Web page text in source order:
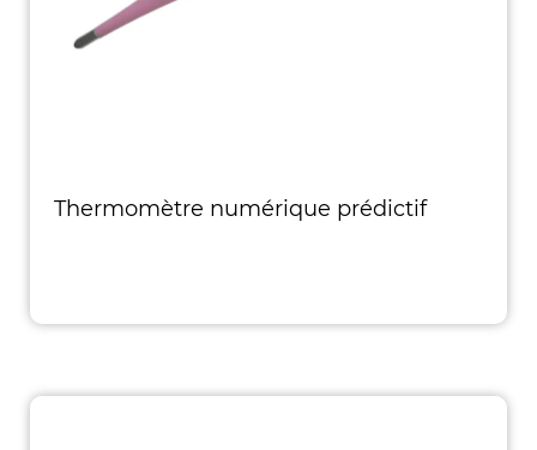
Thermomètre numérique prédictif